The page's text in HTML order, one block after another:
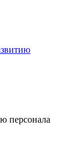
персонала